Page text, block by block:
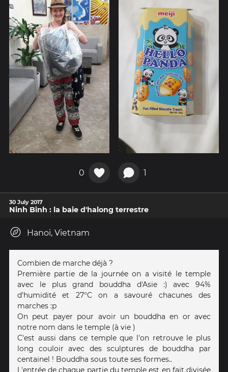
0 1
30 July 2017
Ninh Binh : la baie d'halong terrestre
Hanoi, Vietnam
Combien de marche déjà ?
Première partie de la journée on a visité le temple
avec le plus grand bouddha d'Asie :) avec 94%
d'humidité et 27°C on a savouré chacunes des
marches :p
On peut payer pour avoir un bouddha en or avec
notre nom dans le temple (à vie )
C'est aussi dans ce temple que l'on retrouve le plus
long couloir avec des sculptures de bouddha par
centainel ! Bouddha sous toute ses formes..
L'entrée de chaque partie du temple est en fait divisée